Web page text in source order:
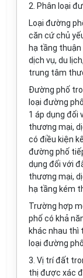
2. Phân loại
Loại đường
căn cứ chủ
hạ tầng thuận
dịch vụ, du
trung tâm
Đường phố
loại đường
1 áp dụng
thương mại,
có điều kiện
đường phố
dụng đối với
thương mại,
hạ tầng kém
Trường hợp
phố có khả
khác nhau thì
loại đường
3. Vị trí đất
thị được xác